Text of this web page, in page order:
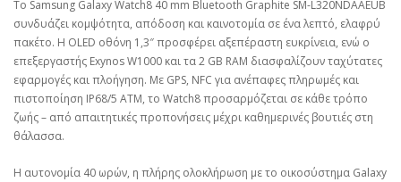
Το Samsung Galaxy Watch8 40 mm Bluetooth Graphite SM-L320NDAAEUB
συνδυάζει κομψότητα, απόδοση και καινοτομία σε ένα λεπτό, ελαφρύ
πακέτο. Η OLED οθόνη 1,3″ προσφέρει αξεπέραστη ευκρίνεια, ενώ ο
επεξεργαστής Exynos W1000 και τα 2 GB RAM διασφαλίζουν ταχύτατες
εφαρμογές και πλοήγηση. Με GPS, NFC για ανέπαφες πληρωμές και
πιστοποίηση IP68/5 ATM, το Watch8 προσαρμόζεται σε κάθε τρόπο
ζωής – από απαιτητικές προπονήσεις μέχρι καθημερινές βουτιές στη
θάλασσα.
Η αυτονομία 40 ωρών, η πλήρης ολοκλήρωση με το οικοσύστημα Galaxy